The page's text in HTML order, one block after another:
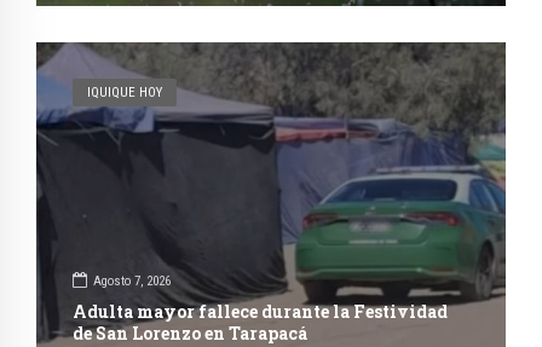
IQUIQUE HOY
Agosto 7, 2026
Adulta mayor fallece durante la Festividad
de San Lorenzo en Tarapacá